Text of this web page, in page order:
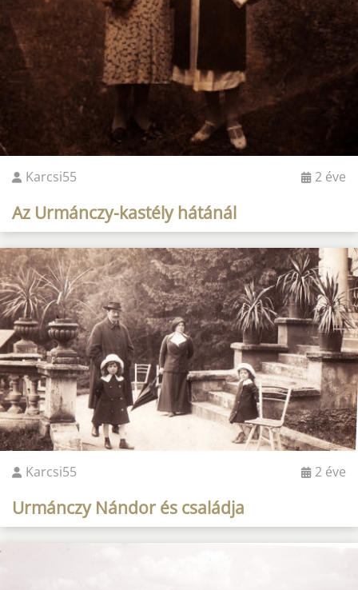
Karcsi55 2 éve
Az Urmánczy-kastély hátánál
Karcsi55 2 éve
Urmánczy Nándor és családja